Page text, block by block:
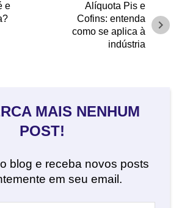
e
Alíquota Pis e
Cofins: entenda
como se aplica à
indústria
chevron_right
MAIS NENHUM
POST!
blog e receba novos posts
em seu email.